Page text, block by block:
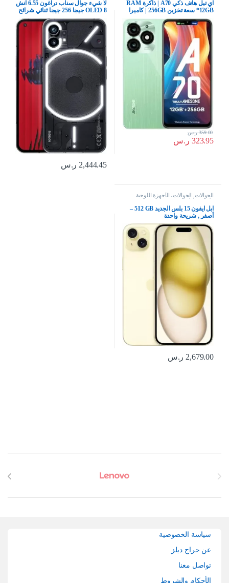
اي تيل هاتف ذكي A70 | ذاكرة RAM
12GB* سعة تخزين 256GB | كاميرا
بطارية 5000mAh | شحن من النوع C
| شريط ديناميكي | اخضر، بشريحتين
323.95 ر.س
359.00 ر.س
لا شيء جوال سناب دراغون 6.55 انش
OLED 8 جيجا 256 جيجا ثنائي شرائح
الاتصال 5G كاميرا 50 ميجابكسل
جلوف، هاتف ذكي اسود
2,444.45 ر.س
الجوالات الجوالات، الأجهزة اللوحية
وإكسسواراتها
ابل ايفون 15 بلس الجديد‏ GB‏ 512‏‏‏‏ –
أصفر , شريحة واحدة
2,679.00 ر.س
سياسة الخصوصية
عن حراج ديلز
تواصل معنا
الأحكام والشروط